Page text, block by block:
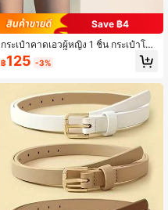
Save ฿4
กระเป๋าคาดเอวผู้หญิง 1 ชิ้น กระเป๋าโซ่
คาดเอวสไตล์ฝรั่งเศส ลายข้าวหลามตัด
มินิ น้ำหนักเบา แบบสะพายข้างได้ อเน
฿125 -3%